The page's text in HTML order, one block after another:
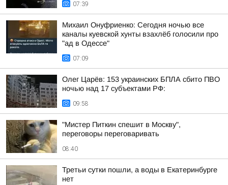
07:39
Михаил Онуфриенко: Сегодня ночью все
каналы куевской хунты взахлёб голосили про
"ад в Одессе"
07:09
Олег Царёв: 153 украинских БПЛА сбито ПВО
ночью над 17 субъектами РФ:
09:58
"Мистер Питкин спешит в Москву",
переговоры переговаривать
08:40
Третьи сутки пошли, а воды в Екатеринбурге
нет